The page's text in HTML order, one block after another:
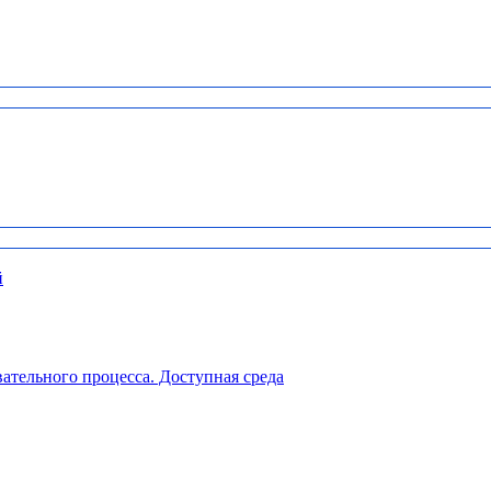
процесса. Доступная среда